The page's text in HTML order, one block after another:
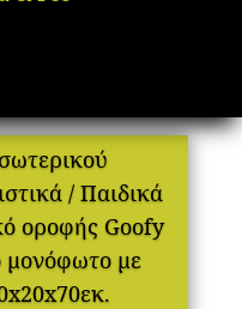
/ Παιδικά
οροφής Goofy
μονόφωτο με